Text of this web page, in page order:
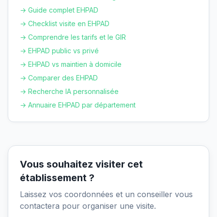
→ Guide complet EHPAD
→ Checklist visite en EHPAD
→ Comprendre les tarifs et le GIR
→ EHPAD public vs privé
→ EHPAD vs maintien à domicile
→ Comparer des EHPAD
→ Recherche IA personnalisée
→ Annuaire EHPAD par département
Vous souhaitez visiter cet
établissement ?
Laissez vos coordonnées et un conseiller vous
contactera pour organiser une visite.